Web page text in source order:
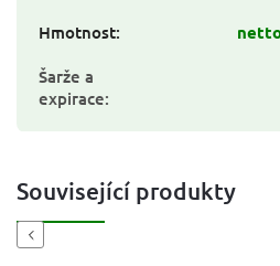
Hmotnost:
Šarže a
expirace:
Související produkty
Previous